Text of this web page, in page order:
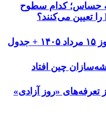
حساس؛ کدام سطوح
چین افتاد
دلار از تعرفه‌های «روز آزادی»